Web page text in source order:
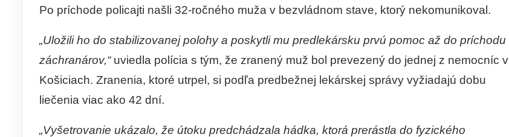
Po príchode policajti našli 32-ročného muža v bezvládnom stave, ktorý nekomunikoval.
„Uložili ho do stabilizovanej polohy a poskytli mu predlekársku prvú pomoc až do príchodu
záchranárov,“uviedla polícia s tým, že zranený muž bol prevezený do jednej z nemocníc v
Košiciach. Zranenia, ktoré utrpel, si podľa predbežnej lekárskej správy vyžiadajú dobu
liečenia viac ako 42 dní.
„Vyšetrovanie ukázalo, že útoku predchádzala hádka, ktorá prerástla do fyzického